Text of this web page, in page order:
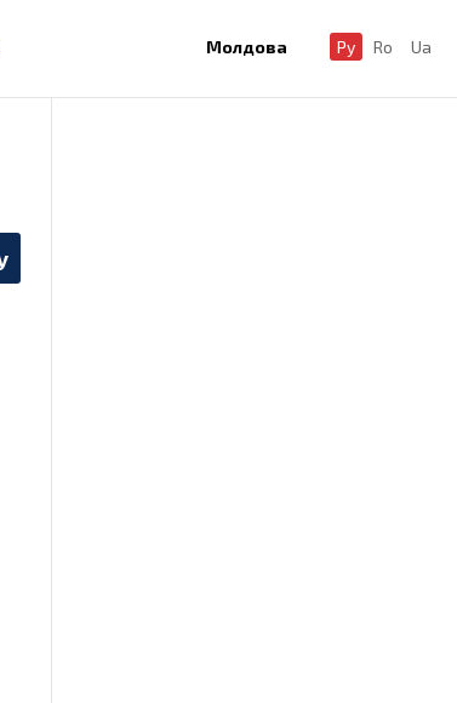
Молдова Ру Ro Ua